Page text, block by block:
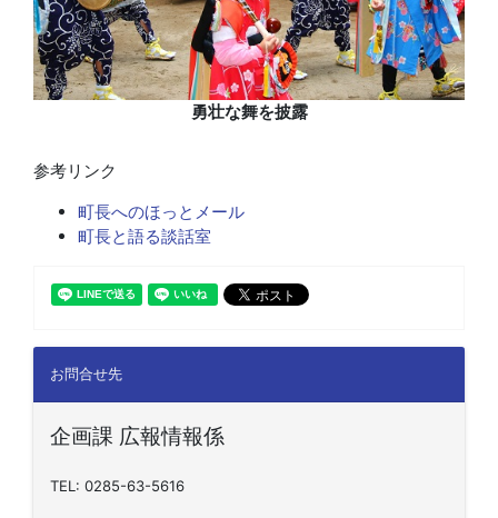
勇壮な舞を披露
参考リンク
町長へのほっとメール
町長と語る談話室
お問合せ先
企画課 広報情報係
TEL: 0285-63-5616